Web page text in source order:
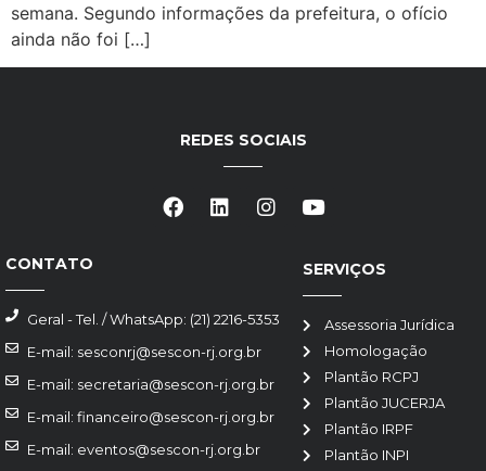
semana. Segundo informações da prefeitura, o ofício
ainda não foi […]
SERVIÇOS
Assessoria Jurídica
Homologação
Plantão RCPJ
Plantão JUCERJA
Plantão IRPF
Plantão INPI
CONTATO
Geral - Tel. / WhatsApp: (21) 2216-5353
E-mail: sesconrj@sescon-rj.org.br
E-mail: secretaria@sescon-rj.org.br
E-mail: financeiro@sescon-rj.org.br
E-mail: eventos@sescon-rj.org.br
REDES SOCIAIS